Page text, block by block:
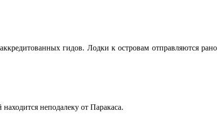
гидов. Лодки к островам отправляются рано
неподалеку от Паракаса.